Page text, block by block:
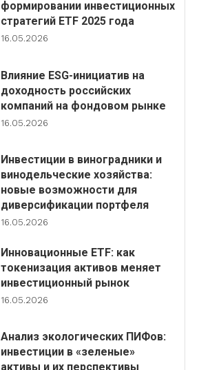
формировании инвестиционных
стратегий ETF 2025 года
16.05.2026
Влияние ESG-инициатив на
доходность российских
компаний на фондовом рынке
16.05.2026
Инвестиции в виноградники и
винодельческие хозяйства:
новые возможности для
диверсификации портфеля
16.05.2026
Инновационные ETF: как
токенизация активов меняет
инвестиционный рынок
16.05.2026
Анализ экологических ПИФов:
инвестиции в «зеленые»
активы и их перспективы